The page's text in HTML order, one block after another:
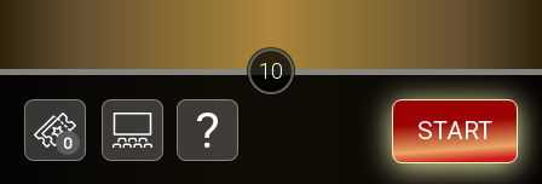
0 START
10